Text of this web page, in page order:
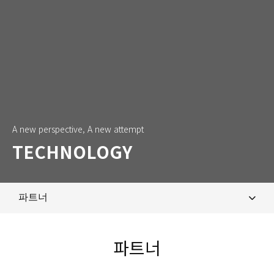
A new perspective, A new attempt
TECHNOLOGY
파트너
특허/인증현황
파트너